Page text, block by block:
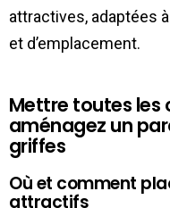
attractives, adaptées
et d’emplacement.
Mettre toutes les
aménagez un
griffes
Où et comment
attractifs